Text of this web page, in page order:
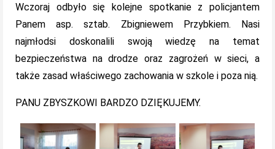
Wczoraj odbyło się kolejne spotkanie z policjantem
Panem asp. sztab. Zbigniewem Przybkiem. Nasi
najmłodsi doskonalili swoją wiedzę na temat
bezpieczeństwa na drodze oraz zagrożeń w sieci, a
także zasad właściwego zachowania w szkole i poza nią.
PANU ZBYSZKOWI BARDZO DZIĘKUJEMY.